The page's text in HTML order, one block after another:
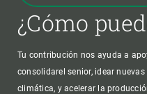
¿Cómo
Tu contribución nos ayuda a
consolidarel senior, idear
climática, y acelerar la